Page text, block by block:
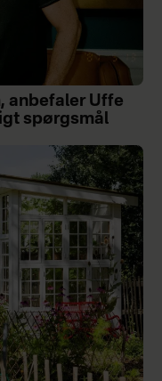
anbefaler Uffe
spørgsmål